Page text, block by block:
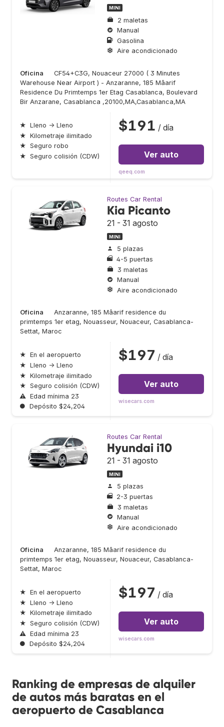
MINI
2 maletas
Manual
Gasolina
Aire acondicionado
Oficina
CF54+C3G, Nouaceur 27000 ( 3 Minutes
Warehouse Near Airport ) - Anzaranne, 185 Mâarif
Residence Du Primtemps 1er Etag Casablanca, Boulevard
Bir Anzarane, Casablanca ,20100,MA,Casablanca,MA
★ Lleno → Lleno
★ Kilometraje ilimitado
★ Seguro robo
★ Seguro colisión (CDW)
$191 / día
Ver auto
qeeq.com
Routes Car Rental
Kia Picanto
21 - 31 agosto
MINI
5 plazas
4-5 puertas
3 maletas
Manual
Aire acondicionado
Oficina
Anzaranne, 185 Mâarif residence du
primtemps 1er etag, Nouasseur, Nouaceur, Casablanca-
Settat, Maroc
★ En el aeropuerto
★ Lleno → Lleno
★ Kilometraje ilimitado
★ Seguro colisión (CDW)
⚠ Edad mínima 23
● Depósito $24,204
$197 / día
Ver auto
wisecars.com
Routes Car Rental
Hyundai i10
21 - 31 agosto
MINI
5 plazas
2-3 puertas
3 maletas
Manual
Aire acondicionado
Oficina
Anzaranne, 185 Mâarif residence du
primtemps 1er etag, Nouasseur, Nouaceur, Casablanca-
Settat, Maroc
★ En el aeropuerto
★ Lleno → Lleno
★ Kilometraje ilimitado
★ Seguro colisión (CDW)
⚠ Edad mínima 23
● Depósito $24,204
$197 / día
Ver auto
wisecars.com
Ranking de empresas de alquiler
de autos más baratas en el
aeropuerto de Casablanca